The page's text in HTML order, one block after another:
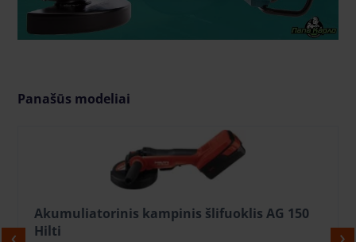
Panašūs modeliai
Akumuliatorinis kampinis šlifuoklis AG 150
Hilti